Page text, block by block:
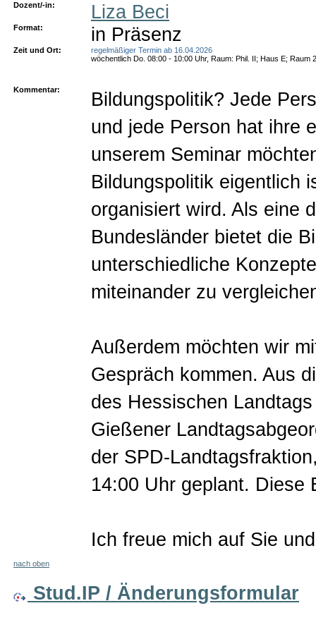
Dozent/-in: Liza Beci
Format: in Präsenz
Zeit und Ort:
regelmäßiger Termin ab 16.04.2026
wöchentlich Do. 08:00 - 10:00 Uhr, Raum: Phil. II; Haus E; Raum
Kommentar:
Bildungspolitik? Jede
und jede Person hat ihre
unserem Seminar
Bildungspolitik eigentlich
organisiert wird. Als eine
Bundesländer bietet die
unterschiedliche
miteinander zu
Außerdem möchten wir
Gespräch kommen. Aus
des Hessischen
Gießener
der SPD-
14:00 Uhr geplant. Diese
Ich freue mich auf Sie
nach oben
Stud.IP / Änderungsformular